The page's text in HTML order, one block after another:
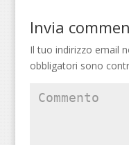
Invia
Il tuo indirizzo email
obbligatori sono